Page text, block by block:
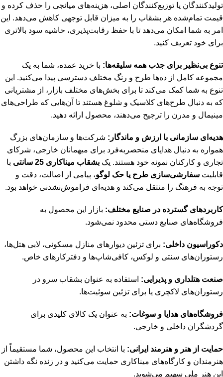
تولیدکنندگان یا توزیع‌کنندگان اصلی، هزینه‌های میانجی را حذف کرده و
قیمت تمام‌شده هر بشقاب را به میزان قابل توجهی کاهش می‌دهد. این
امر به شما امکان می‌دهد تا با حفظ رقابت‌پذیری، حاشیه سود بالاتری
برای خود تعریف کنید.
تنوع بی‌نظیر برای جذب همه سلیقه‌ها: با خرید عمده، شما به یک
مجموعه کامل از ده‌ها طرح و رنگ مختلف دسترسی پیدا می‌کنید. این
تنوع به شما کمک می‌کند تا برای بخش‌های مختلف بازار، از مشتریانی
که به دنبال طرح‌های کلاسیک و شلوغ هستند تا آن‌هایی که طراحی‌های
مینیمال و مدرن را ترجیح می‌دهند، محصول ارائه دهید.
هدیه‌ای سازمانی با ارزش و ماندگار: شرکت‌ها و سازمان‌های بزرگ
همواره به دنبال هدایای منحصربه‌فرد برای میهمانان خارجی، شرکای
تجاری و کارکنان نمونه خود هستند. یک بشقاب میناکاری 25 سانتی
با
قابلیت سفارشی‌سازی طرح یا حک لوگو، پیامی از اصالت، دقت و
توجه به فرهنگ را منتقل می‌کند و هدیه‌ای فراموش‌نشدنی خواهد بود.
کاربردهای گسترده در صنایع مختلف: بازار این محصول به
فروشگاه‌های صنایع دستی محدود نمی‌شود.
دکوراسیون داخلی: برای تزئین دیوارهای منازل مسکونی، لابی هتل‌ها،
رستوران‌های سنتی و لوکس، کافی‌شاپ‌ها و دفترکارهای خاص.
صنعت هتلداری و پذیرایی: استفاده به عنوان بشقاب سرو در
رستوران‌های لاکچری یا برای تزئین سوئیت‌ها.
فروشگاه‌های هدایا و سوغات: به عنوان یک کالای کلیدی برای
گردشگران داخلی و خارجی.
حمایت از هنر و هنرمند ایرانی: با انتخاب این محصول، شما مستقیماً از
هنرمندان و کارگاه‌های میناکاری حمایت می‌کنید و در زنده نگه داشتن
این هنر ملی سهیم می‌شوید.